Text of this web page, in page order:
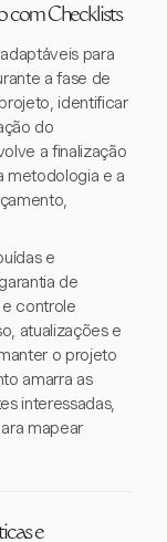
com Checklists
para
a fase de
identificar
do
a finalização
metodologia e a
e
de
controle
atualizações e
o projeto
amarra as
interessadas,
mapear
e